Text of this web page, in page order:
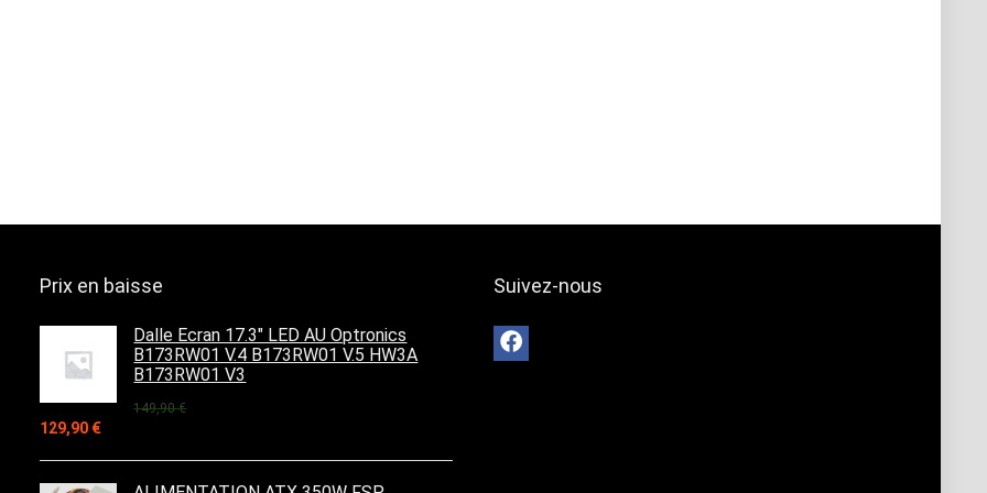
Prix en baisse
Dalle Ecran 17.3" LED AU Optronics
B173RW01 V.4 B173RW01 V.5 HW3A
B173RW01 V3
149,90€
Le
initial
était :
129,90 €Le
actuel
est :
Suivez-nous